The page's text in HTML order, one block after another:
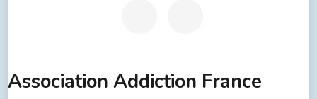
Association Addiction France